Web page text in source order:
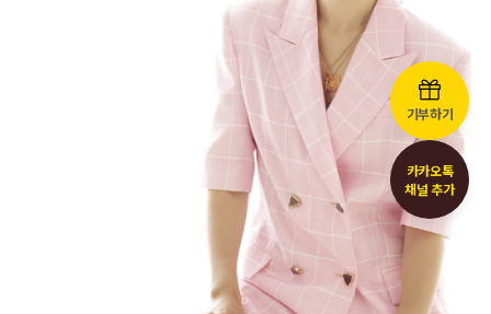
기부하기
카카오톡
채널 추가